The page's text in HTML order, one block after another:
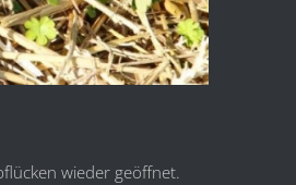
wieder geöffnet.